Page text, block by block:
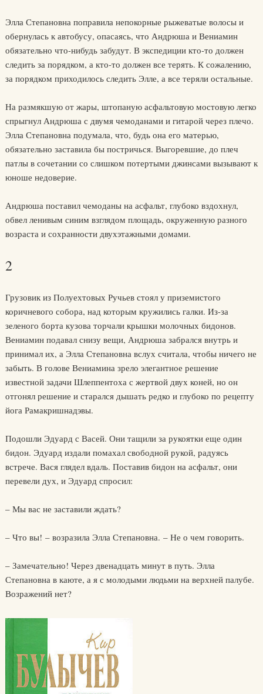
Элла Степановна поправила непокорные рыжеватые волосы и
обернулась к автобусу, опасаясь, что Андрюша и Вениамин
обязательно что-нибудь забудут. В экспедиции кто-то должен
следить за порядком, а кто-то должен все терять. К сожалению,
за порядком приходилось следить Элле, а все теряли остальные.
На размякшую от жары, штопаную асфальтовую мостовую легко
спрыгнул Андрюша с двумя чемоданами и гитарой через плечо.
Элла Степановна подумала, что, будь она его матерью,
обязательно заставила бы постричься. Выгоревшие, до плеч
патлы в сочетании со слишком потертыми джинсами вызывают к
юноше недоверие.
Андрюша поставил чемоданы на асфальт, глубоко вздохнул,
обвел ленивым синим взглядом площадь, окруженную разного
возраста и сохранности двухэтажными домами.
2
Грузовик из Полуехтовых Ручьев стоял у приземистого
коричневого собора, над которым кружились галки. Из-за
зеленого борта кузова торчали крышки молочных бидонов.
Вениамин подавал снизу вещи, Андрюша забрался внутрь и
принимал их, а Элла Степановна вслух считала, чтобы ничего не
забыть. В голове Вениамина зрело элегантное решение
известной задачи Шлеппентоха с жертвой двух коней, но он
отгонял решение и старался дышать редко и глубоко по рецепту
йога Рамакришнадэвы.
Подошли Эдуард с Васей. Они тащили за рукоятки еще один
бидон. Эдуард издали помахал свободной рукой, радуясь
встрече. Вася глядел вдаль. Поставив бидон на асфальт, они
перевели дух, и Эдуард спросил:
– Мы вас не заставили ждать?
– Что вы! – возразила Элла Степановна. – Не о чем говорить.
– Замечательно! Через двенадцать минут в путь. Элла
Степановна в каюте, а я с молодыми людьми на верхней палубе.
Возражений нет?